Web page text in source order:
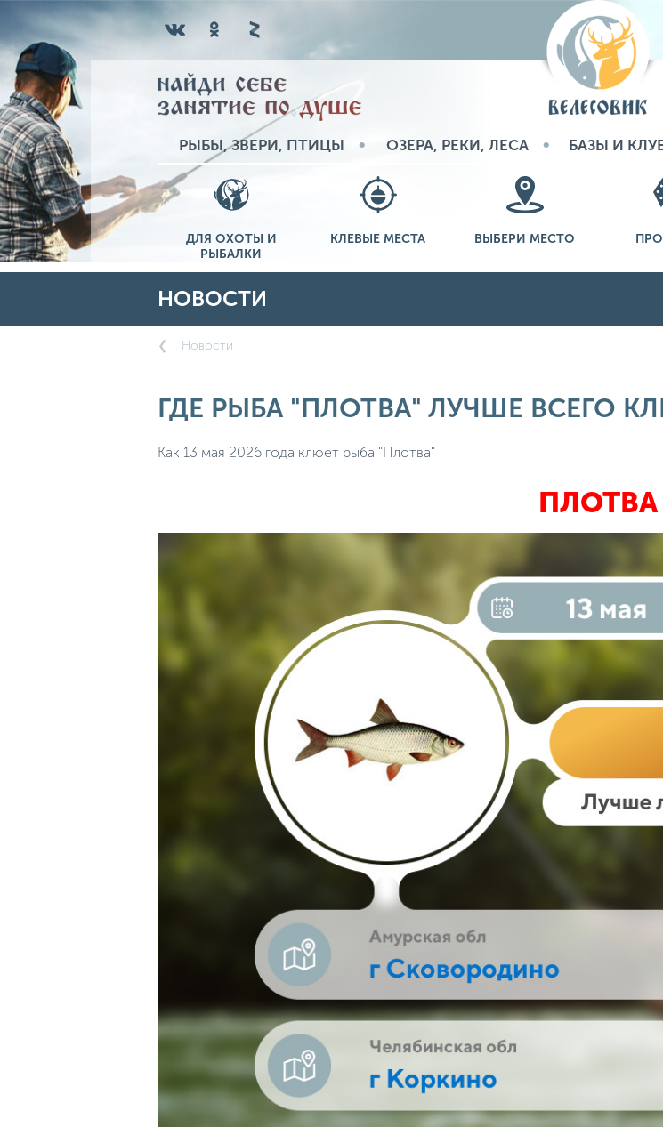
РЫБЫ, ЗВЕРИ, ПТИЦЫ ОЗЕРА, РЕКИ, ЛЕСА БАЗЫ И
ДЛЯ ОХОТЫ И
РЫБАЛКИ
КЛЕВЫЕ МЕСТА ВЫБЕРИ МЕСТО
НОВОСТИ
Новости
ГДЕ РЫБА "ПЛОТВА" ЛУЧШЕ ВСЕГО
Как 13 мая 2026 года клюет рыба "Плотва"
ПЛОТВА